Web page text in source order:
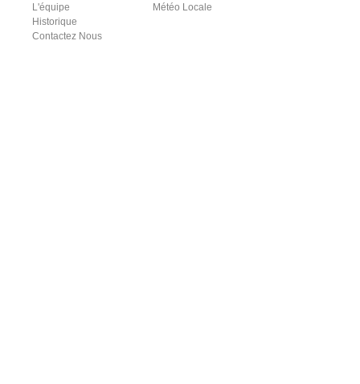
L'équipe
Historique
Contactez Nous
Météo Locale